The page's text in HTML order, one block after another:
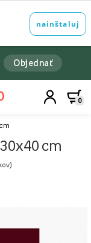
Objednať
0
cm
)